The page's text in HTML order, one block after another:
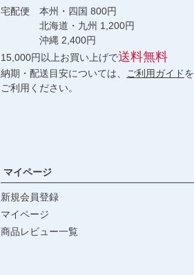
宅配便 本州・四国 800円
北海道・九州 1,200円
沖縄 2,400円
15,000円以上お買い上げで送料無料
納期・配送目安については、 ご利用ガイドを
ご利用ください。
マイページ
新規会員登録
マイページ
商品レビュー一覧